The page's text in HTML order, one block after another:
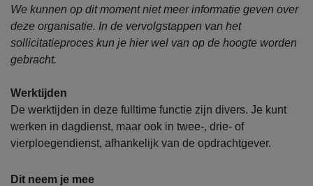
We kunnen op dit moment niet meer informatie geven over
deze organisatie. In de vervolgstappen van het
sollicitatieproces kun je hier wel van op de hoogte worden
gebracht.
Werktijden
De werktijden in deze fulltime functie zijn divers. Je kunt
werken in dagdienst, maar ook in twee-, drie- of
vierploegendienst, afhankelijk van de opdrachtgever.
Dit neem je mee